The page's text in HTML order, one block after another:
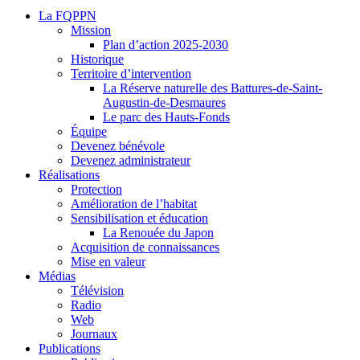
La FQPPN
Mission
Plan d’action 2025-2030
Historique
Territoire d’intervention
La Réserve naturelle des Battures-de-Saint-
Augustin-de-Desmaures
Le parc des Hauts-Fonds
Équipe
Devenez bénévole
Devenez administrateur
Réalisations
Protection
Amélioration de l’habitat
Sensibilisation et éducation
La Renouée du Japon
Acquisition de connaissances
Mise en valeur
Médias
Télévision
Radio
Web
Journaux
Publications